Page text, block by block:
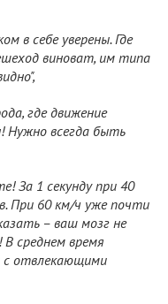
в себе уверены. Где
виноват, им типа
где движение
Нужно всегда быть
За 1 секунду при 40
При 60 км/ч уже почти
– ваш мозг не
среднем время
с отвлекающими